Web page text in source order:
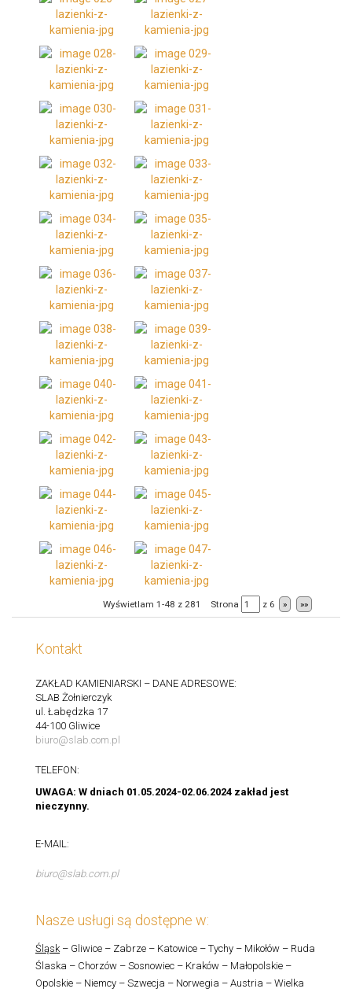
Wyświetlam 1-48 z 281 Strona z 6 » »»
Kontakt
ZAKŁAD KAMIENIARSKI – DANE ADRESOWE:
SLAB Żołnierczyk
ul. Łabędzka 17
44-100 Gliwice
biuro@slab.com.pl
TELEFON:
UWAGA: W dniach 01.05.2024-02.06.2024 zakład jest
nieczynny.
E-MAIL:
biuro@slab.com.pl
Nasze usługi są dostępne w:
Śląsk– Gliwice – Zabrze – Katowice – Tychy – Mikołów – Ruda
Ślaska – Chorzów – Sosnowiec – Kraków – Małopolskie –
Opolskie – Niemcy – Szwecja – Norwegia – Austria – Wielka